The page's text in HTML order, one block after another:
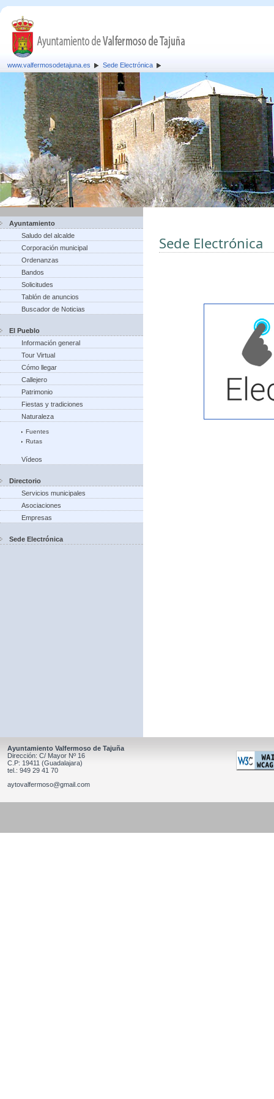
www.valfermosodetajuna.es Sede Electrónica
Ayuntamiento
Saludo del alcalde
Corporación municipal
Ordenanzas
Bandos
Solicitudes
Tablón de anuncios
Buscador de Noticias
El Pueblo
Información general
Tour Virtual
Cómo llegar
Callejero
Patrimonio
Fiestas y tradiciones
Naturaleza
Fuentes
Rutas
Vídeos
Directorio
Servicios municipales
Asociaciones
Empresas
Sede Electrónica
Sede Electrónica
Ayuntamiento Valfermoso de Tajuña
Dirección: C/ Mayor Nº 16
C.P: 19411 (Guadalajara)
tel.: 949 29 41 70
aytovalfermoso@gmail.com